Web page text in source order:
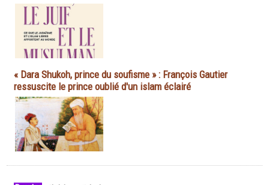
« Dara Shukoh, prince du soufisme » : François Gautier
ressuscite le prince oublié d'un islam éclairé